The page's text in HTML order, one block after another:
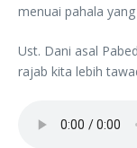
menuai pahala
Ust. Dani asal
rajab kita lebih